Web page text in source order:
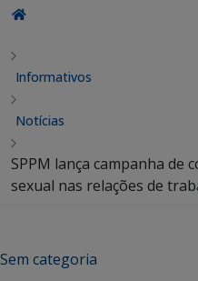
Informativos
Notícias
SPPM lança campanha de
sexual nas relações de
Sem categoria